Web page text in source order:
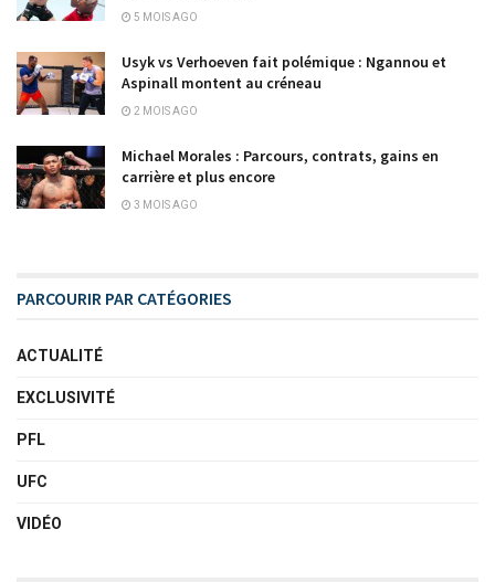
5 MOIS AGO
Usyk vs Verhoeven fait polémique : Ngannou et
Aspinall montent au créneau
2 MOIS AGO
Michael Morales : Parcours, contrats, gains en
carrière et plus encore
3 MOIS AGO
PARCOURIR PAR CATÉGORIES
ACTUALITÉ
EXCLUSIVITÉ
PFL
UFC
VIDÉO